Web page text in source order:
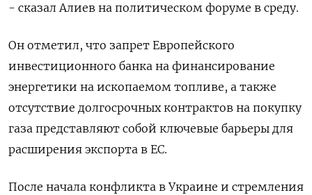
- сказал Алиев на политическом форуме в среду.
Он отметил, что запрет Европейского
инвестиционного банка на финансирование
энергетики на ископаемом топливе, а также
отсутствие долгосрочных контрактов на покупку
газа представляют собой ключевые барьеры для
расширения экспорта в ЕС.
После начала конфликта в Украине и стремления